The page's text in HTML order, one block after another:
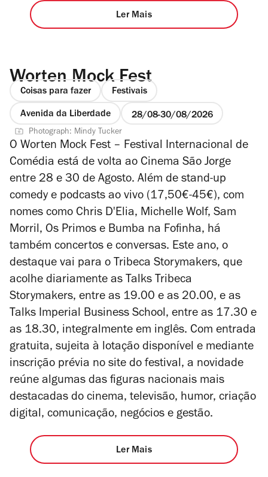
Ler Mais
Worten Mock Fest
Coisas para fazer Festivais
Avenida da Liberdade 28/08 30/08/2026
Photograph: Mindy Tucker
O Worten Mock Fest – Festival Internacional de
Comédia está de volta ao Cinema São Jorge
entre 28 e 30 de Agosto. Além de stand-up
comedy e podcasts ao vivo (17,50€-45€), com
nomes como Chris D'Elia, Michelle Wolf, Sam
Morril, Os Primos e Bumba na Fofinha, há
também concertos e conversas. Este ano, o
destaque vai para o Tribeca Storymakers, que
acolhe diariamente as Talks Tribeca
Storymakers, entre as 19.00 e as 20.00, e as
Talks Imperial Business School, entre as 17.30 e
as 18.30, integralmente em inglês. Com entrada
gratuita, sujeita à lotação disponível e mediante
inscrição prévia no site do festival, a novidade
reúne algumas das figuras nacionais mais
destacadas do cinema, televisão, humor, criação
digital, comunicação, negócios e gestão.
Ler Mais